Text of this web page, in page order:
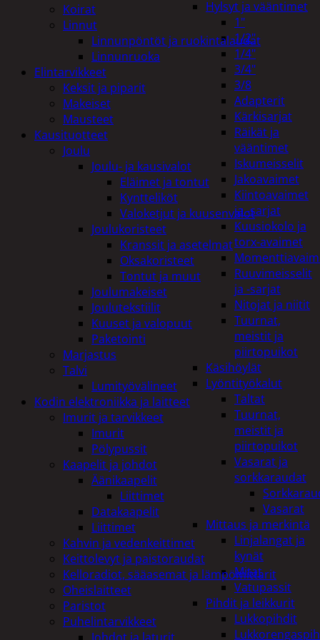
Hylsyt ja vääntimet
1"
1/2"
1/4"
3/4"
3/8
Adapterit
Kärkisarjat
Räikät ja
vääntimet
Iskumeisselit
Jakoavaimet
Kiintoavaimet
ja -sarjat
Kuusiokolo ja
torx-avaimet
Ruuvimeisselit
ja -sarjat
Nitojat ja niitit
Tuurnat,
meistit ja
piirtopuikot
Käsihöylät
Lyöntityökalut
Taltat
Tuurnat,
meistit ja
piirtopuikot
Vasarat ja
sorkkaraudat
Vasarat
Mittaus ja merkintä
Linjalangat ja
kynät
Mitat
Vatupassit
Pihdit ja leikkurit
Lukkopihdit
Koirat
Linnut
Linnunpöntöt ja ruokintalaudat
Linnunruoka
Elintarvikkeet
Keksit ja piparit
Makeiset
Mausteet
Kausituotteet
Joulu
Joulu- ja kausivalot
Eläimet ja tontut
Kyntteliköt
Valoketjut ja kuusenvalot
Joulukoristeet
Kranssit ja asetelmat
Oksakoristeet
Tontut ja muut
Joulumakeiset
Joulutekstiilit
Kuuset ja valopuut
Paketointi
Marjastus
Talvi
Lumityövälineet
Kodin elektroniikka ja laitteet
Imurit ja tarvikkeet
Imurit
Pölypussit
Kaapelit ja johdot
Äänikaapelit
Liittimet
Datakaapelit
Liittimet
Kahvin ja vedenkeittimet
Keittolevyt ja paistoraudat
Kelloradiot, sääasemat ja lämpömittarit
Oheislaitteet
Paristot
Puhelintarvikkeet